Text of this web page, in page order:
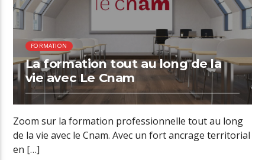
FORMATION
La formation tout au long de la
vie avec Le Cnam
Zoom sur la formation professionnelle tout au long
de la vie avec le Cnam. Avec un fort ancrage territorial
en […]